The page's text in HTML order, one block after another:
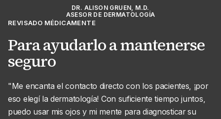
REVISADO MÉDICAMENTE
Para ayudarlo a mantenerse
seguro
"Me encanta el contacto directo con los pacientes, ¡por
eso elegí la dermatología! Con suficiente tiempo juntos,
puedo usar mis ojos y mi mente para diagnosticar su
DR. ALISON GRUEN, M.D.
ASESOR DE DERMATOLOGÍA